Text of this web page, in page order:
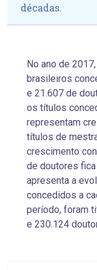
décadas.
No ano de
brasileiros
e 21.607 de
os títulos
representam
títulos de
crescimento
de doutores
apresenta a
concedidos a
período, foram
e 230.124